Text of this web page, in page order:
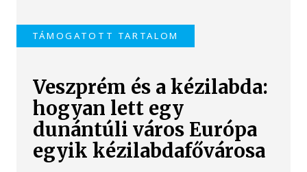
TÁMOGATOTT TARTALOM
Veszprém és a kézilabda:
hogyan lett egy
dunántúli város Európa
egyik kézilabdafővárosa